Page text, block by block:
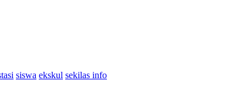
siswa ekskul sekilas info